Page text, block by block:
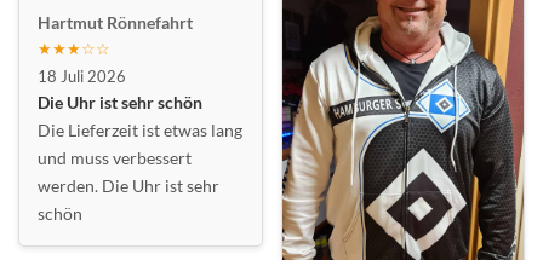
Hartmut Rönnefahrt
★★★☆☆
18 Juli 2026
Die Uhr ist sehr schön
Die Lieferzeit ist etwas lang
und muss verbessert
werden. Die Uhr ist sehr
schön